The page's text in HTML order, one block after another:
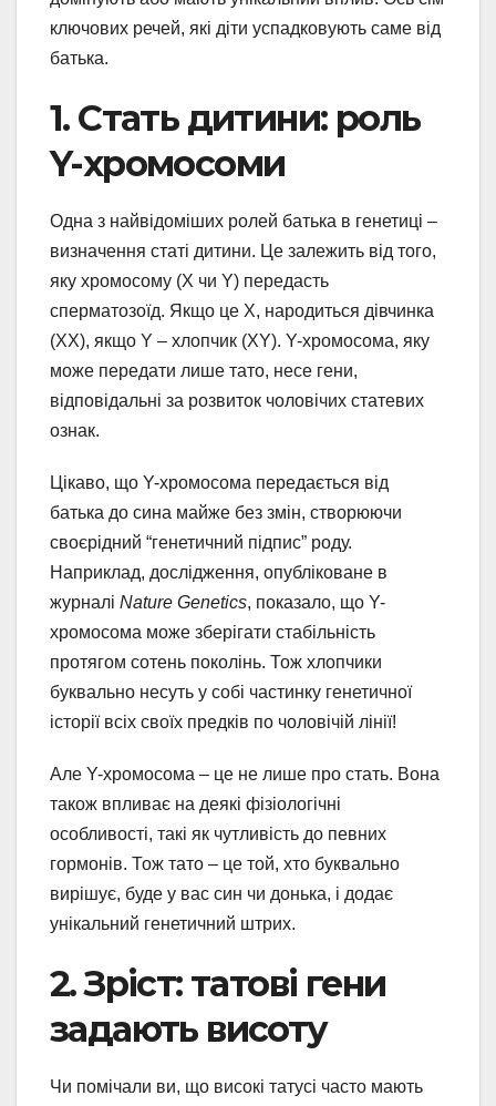
ключових речей, які діти успадковують саме від
батька.
1. Стать дитини: роль
Y-хромосоми
Одна з найвідоміших ролей батька в генетиці –
визначення статі дитини. Це залежить від того,
яку хромосому (X чи Y) передасть
сперматозоїд. Якщо це X, народиться дівчинка
(XX), якщо Y – хлопчик (XY). Y-хромосома, яку
може передати лише тато, несе гени,
відповідальні за розвиток чоловічих статевих
ознак.
Цікаво, що Y-хромосома передається від
батька до сина майже без змін, створюючи
своєрідний “генетичний підпис” роду.
Наприклад, дослідження, опубліковане в
журналі Nature Genetics, показало, що Y-
хромосома може зберігати стабільність
протягом сотень поколінь. Тож хлопчики
буквально несуть у собі частинку генетичної
історії всіх своїх предків по чоловічій лінії!
Але Y-хромосома – це не лише про стать. Вона
також впливає на деякі фізіологічні
особливості, такі як чутливість до певних
гормонів. Тож тато – це той, хто буквально
вирішує, буде у вас син чи донька, і додає
унікальний генетичний штрих.
2. Зріст: татові гени
задають висоту
Чи помічали ви, що високі татусі часто мають